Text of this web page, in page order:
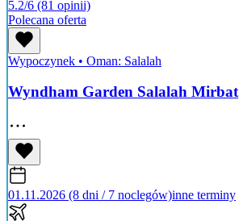
5.2/6 (81 opinii)
Polecana oferta
Wypoczynek • Oman: Salalah
Wyndham Garden Salalah Mirbat
01.11.2026 (8 dni / 7 noclegów)inne terminy